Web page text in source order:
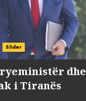
Slider
dhe
i Tiranës